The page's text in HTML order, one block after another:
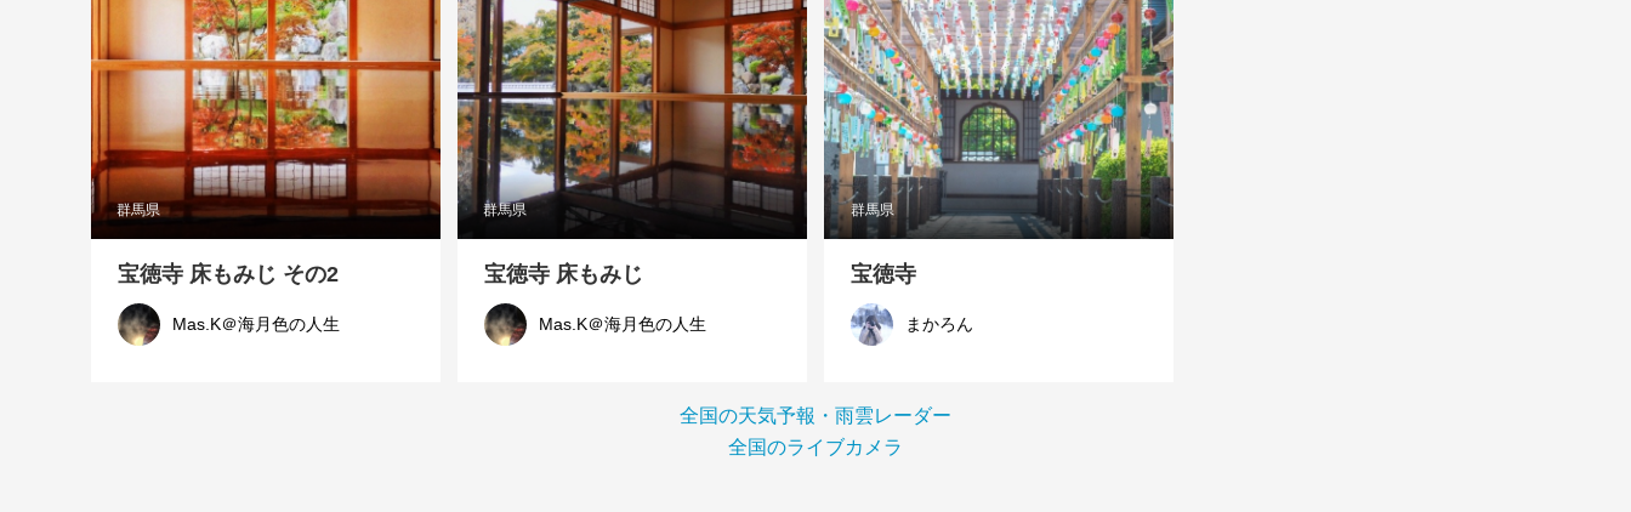
群馬県
宝徳寺 床もみじ その2
Mas.K＠海月色の人生
群馬県
宝徳寺 床もみじ
Mas.K＠海月色の人生
群馬県
宝徳寺
まかろん
全国の天気予報・雨雲レーダー
全国のライブカメラ